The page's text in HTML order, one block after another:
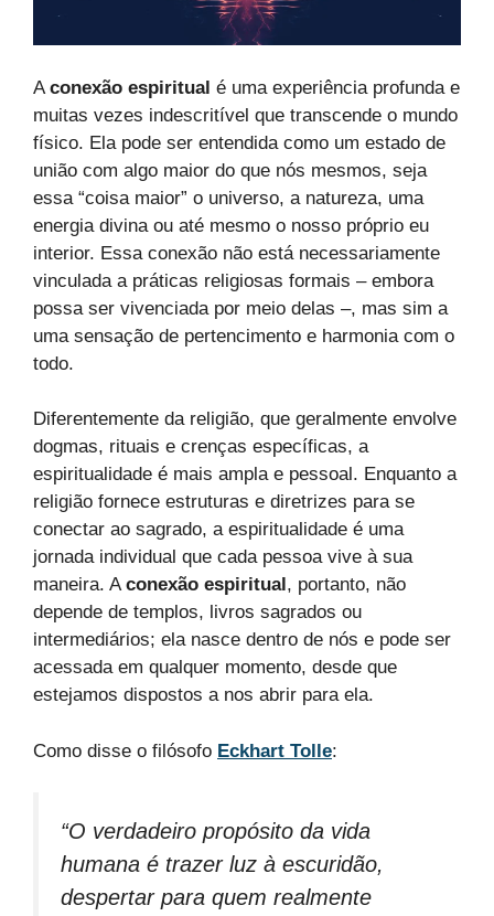
A conexão espiritual é uma experiência profunda e
muitas vezes indescritível que transcende o mundo
físico. Ela pode ser entendida como um estado de
união com algo maior do que nós mesmos, seja
essa “coisa maior” o universo, a natureza, uma
energia divina ou até mesmo o nosso próprio eu
interior. Essa conexão não está necessariamente
vinculada a práticas religiosas formais – embora
possa ser vivenciada por meio delas –, mas sim a
uma sensação de pertencimento e harmonia com o
todo.
Diferentemente da religião, que geralmente envolve
dogmas, rituais e crenças específicas, a
espiritualidade é mais ampla e pessoal. Enquanto a
religião fornece estruturas e diretrizes para se
conectar ao sagrado, a espiritualidade é uma
jornada individual que cada pessoa vive à sua
maneira. Aconexão espiritual , portanto, não
depende de templos, livros sagrados ou
intermediários; ela nasce dentro de nós e pode ser
acessada em qualquer momento, desde que
estejamos dispostos a nos abrir para ela.
Como disse o filósofo Eckhart Tolle:
“O verdadeiro propósito da vida
humana é trazer luz à escuridão,
despertar para quem realmente